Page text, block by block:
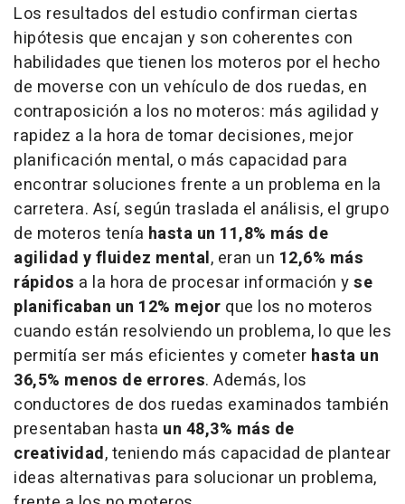
Los resultados del estudio confirman ciertas
hipótesis que encajan y son coherentes con
habilidades que tienen los moteros por el hecho
de moverse con un vehículo de dos ruedas, en
contraposición a los no moteros: más agilidad y
rapidez a la hora de tomar decisiones, mejor
planificación mental, o más capacidad para
encontrar soluciones frente a un problema en la
carretera. Así, según traslada el análisis, el grupo
de moteros tenía hasta un 11,8% más de
agilidad y fluidez mental, eran un 12,6% más
rápidos a la hora de procesar información yse
planificaban un 12% mejor que los no moteros
cuando están resolviendo un problema, lo que les
permitía ser más eficientes y cometer hasta un
36,5% menos de errores. Además, los
conductores de dos ruedas examinados también
presentaban hasta un 48,3% más de
creatividad, teniendo más capacidad de plantear
ideas alternativas para solucionar un problema,